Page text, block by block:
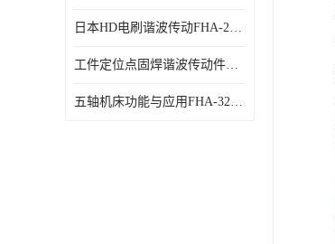
日本HD电刷谐波传动FHA-25C-50-E250-C
工件定位点固焊谐波传动件哈默纳科CSF-45-100-2UH
五轴机床功能与应用FHA-32C-50-US250